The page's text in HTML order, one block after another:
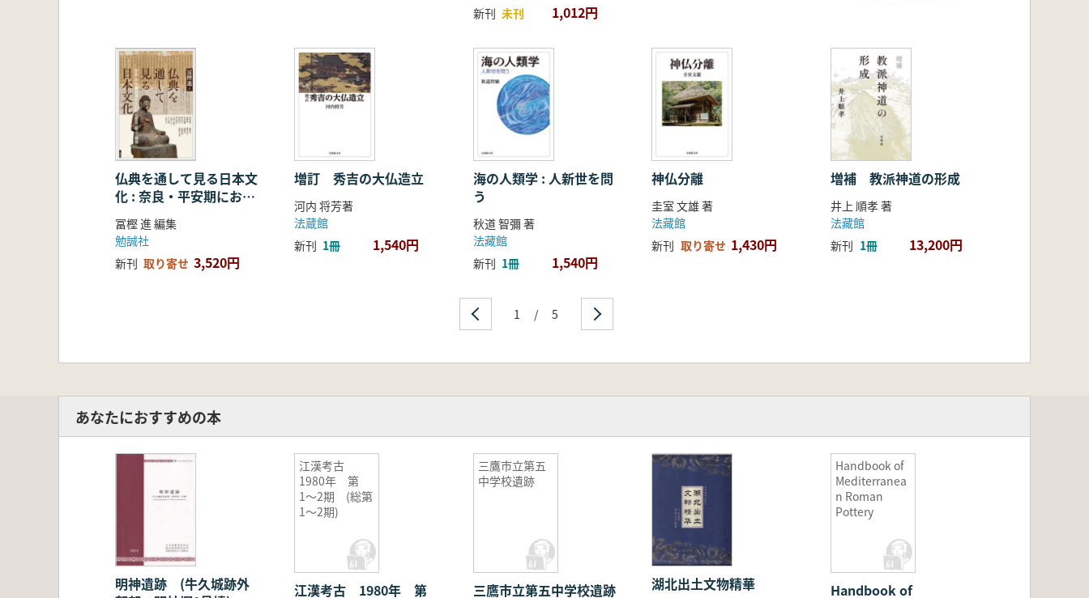
新刊 未刊 1,012円
仏典を通して見る日本文
化 : 奈良・平安期におけ
る仏教の受容・融合・展
開
冨樫 進 編集
勉誠社
新刊 取り寄せ 3,520円
増訂 秀吉の大仏造立
河内 将芳著
法蔵館
新刊 1冊 1,540円
海の人類学 : 人新世を問
う
秋道 智彌 著
法藏館
新刊 1冊 1,540円
神仏分離
圭室 文雄 著
法藏館
新刊 取り寄せ 1,430円
増補 教派神道の形成
井上 順孝 著
法藏館
新刊 1冊 13,200円
1 / 5
あなたにおすすめの本
明神遺跡 (牛久城跡外
江漢考古
1980年 第
1〜2期 (総第
1〜2期)
江漢考古 1980年 第
三鷹市立第五
中学校遺跡
三鷹市立第五中学校遺跡 湖北出土文物精華
Handbook of
Mediterranea
n Roman
Pottery
Handbook of